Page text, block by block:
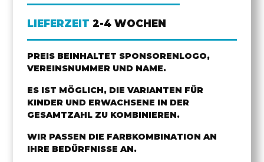
LIEFERZEIT 2-4 WOCHEN
PREIS BEINHALTET SPONSORENLOGO,
VEREINSNUMMER UND NAME.
ES IST MÖGLICH, DIE VARIANTEN FÜR
KINDER UND ERWACHSENE IN DER
GESAMTZAHL ZU KOMBINIEREN.
WIR PASSEN DIE FARBKOMBINATION AN
IHRE BEDÜRFNISSE AN.